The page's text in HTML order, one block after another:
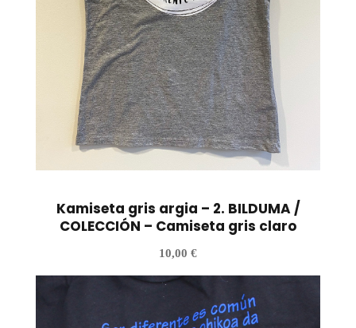
Kamiseta gris argia – 2. BILDUMA /
COLECCIÓN – Camiseta gris claro
10,00 €